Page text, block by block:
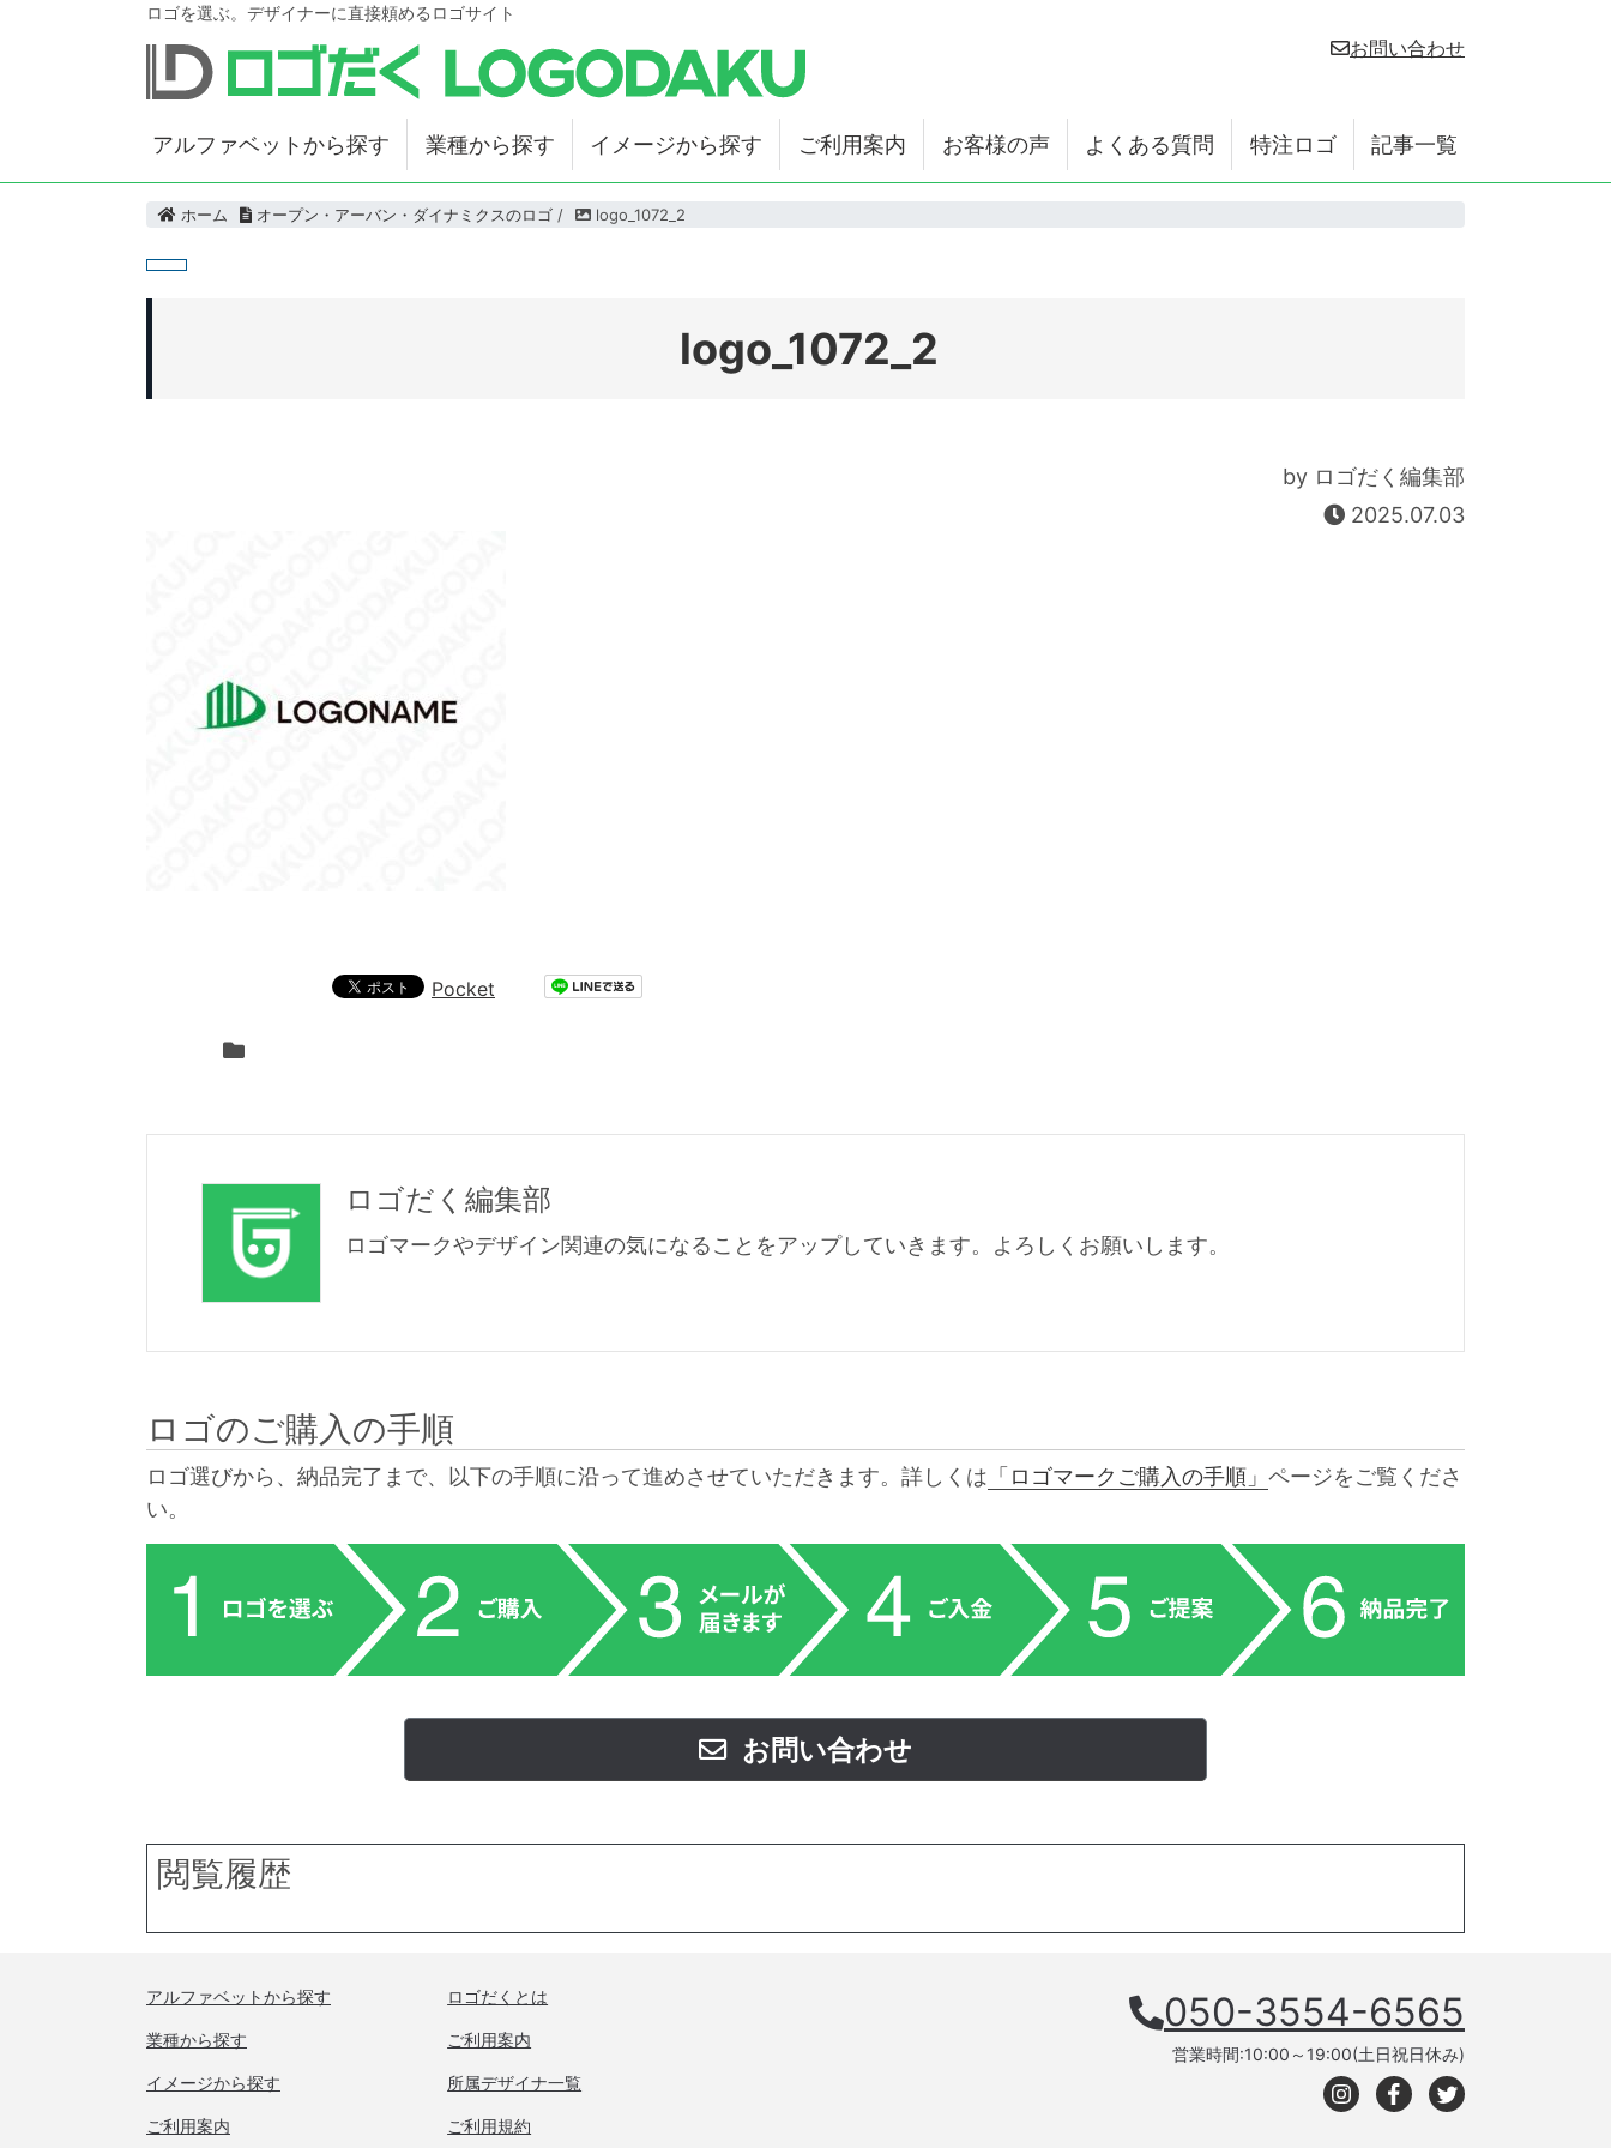
ロゴを選ぶ。デザイナーに直接頼めるロゴサイト
お問い合わせ
アルファベットから探す 業種から探す イメージから探す ご利用案内 お客様の声 よくある質問 特注ロゴ 記事一覧
ホーム オープン・アーバン・ダイナミクスのロゴ / logo_1072_2
logo_1072_2
by ロゴだく編集部
2025.07.03
Pocket
ロゴだく編集部
ロゴマークやデザイン関連の気になることをアップしていきます。よろしくお願いします。
ロゴのご購入の手順
ロゴ選びから、納品完了まで、以下の手順に沿って進めさせていただきます。詳しくは 「ロゴマークご購入の手順」 ページをご覧くださ
い。
お問い合わせ
閲覧履歴
アルファベットから探す
業種から探す
イメージから探す
ご利用案内
ロゴだくとは
ご利用案内
所属デザイナ一覧
ご利用規約
050-3554-6565
営業時間:10:00～19:00(土日祝日休み)